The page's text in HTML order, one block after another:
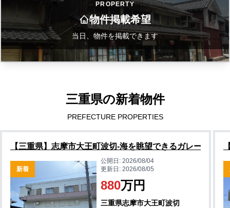
PROPERTY
物件掲載希望
当日、物件を掲載できます
三重県の新着物件
PREFECTURE PROPERTIES
【三重県】志摩市大王町波切-海を眺望できるガレージハ
新着
公開日:2026/08/04
更新日:2026/08/05
880万円
三重県志摩市大王町波切